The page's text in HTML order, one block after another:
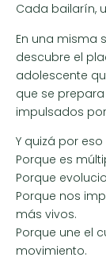
Cada bailarín,
En una misma
descubre el
adolescente
que se
impulsados
Y quizá por
Porque es
Porque
Porque nos
más vivos.
Porque une el
movimiento.